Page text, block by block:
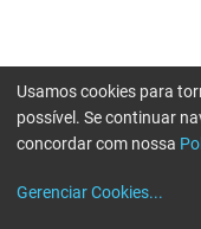
Usamos cookies para
possível. Se continuar
concordar com nossa
Gerenciar Cookies...
Erro ao enviar